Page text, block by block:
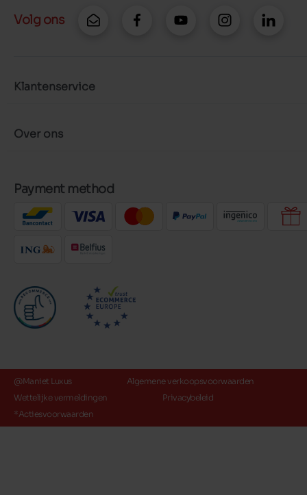
Volg ons
Klantenservice
Over ons
Payment method
@Maniet Luxus
Algemene verkoopsvoorwaarden
Wettelijke vermeldingen
Privacybeleid
*Actiesvoorwaarden